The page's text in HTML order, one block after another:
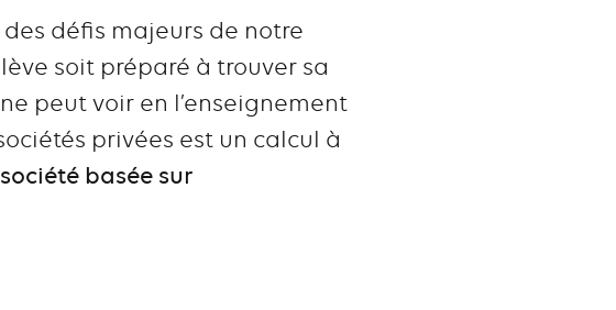
défis majeurs de notre
soit préparé à trouver sa
peut voir en l’enseignement
privées est un calcul à
basée sur